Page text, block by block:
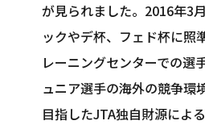
が見られました。2016年3
ックやデ杯、フェド杯に照
レーニングセンターでの選
ュニア選手の海外の競争環
目指したJTA独自財源によ